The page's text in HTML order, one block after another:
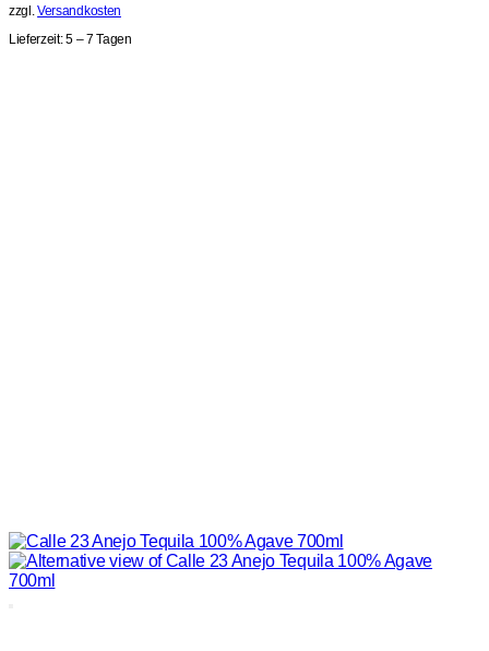
zzgl.Versandkosten
Lieferzeit:5 – 7 Tagen